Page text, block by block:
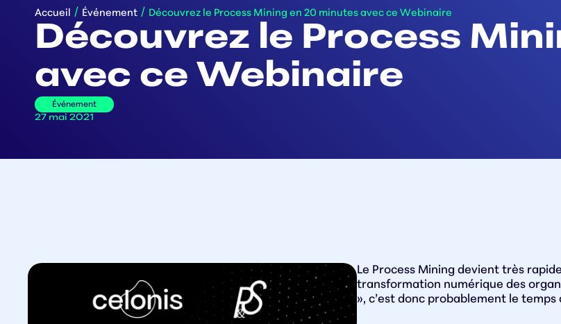
Accueil / Événement / Découvrez le Process Mining en 20 minutes avec ce Webinaire
Découvrez le Process
avec ce Webinaire
Événement
27 mai 2021
Le Process Mining devient très
transformation numérique des
», c’est donc probablement le temps